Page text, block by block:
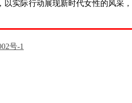
实际行动展现新时代女性的风采，
号-1